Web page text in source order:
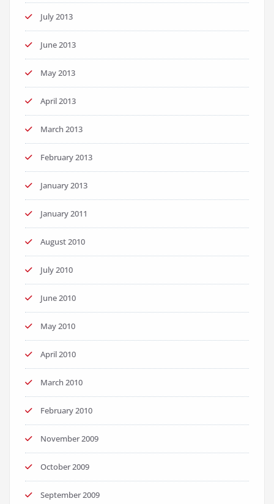
July 2013
June 2013
May 2013
April 2013
March 2013
February 2013
January 2013
January 2011
August 2010
July 2010
June 2010
May 2010
April 2010
March 2010
February 2010
November 2009
October 2009
September 2009